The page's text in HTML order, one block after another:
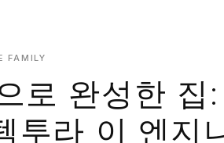
FAMILY
로 완성한
투라 이 엔지